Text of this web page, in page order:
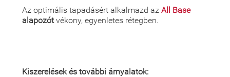
Az optimális tapadásért alkalmazd az All Base
alapozótvékony, egyenletes rétegben.
Kiszerelések és további árnyalatok: